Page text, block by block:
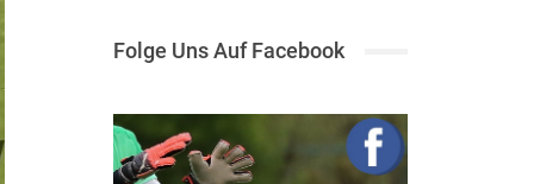
Folge Uns Auf Facebook